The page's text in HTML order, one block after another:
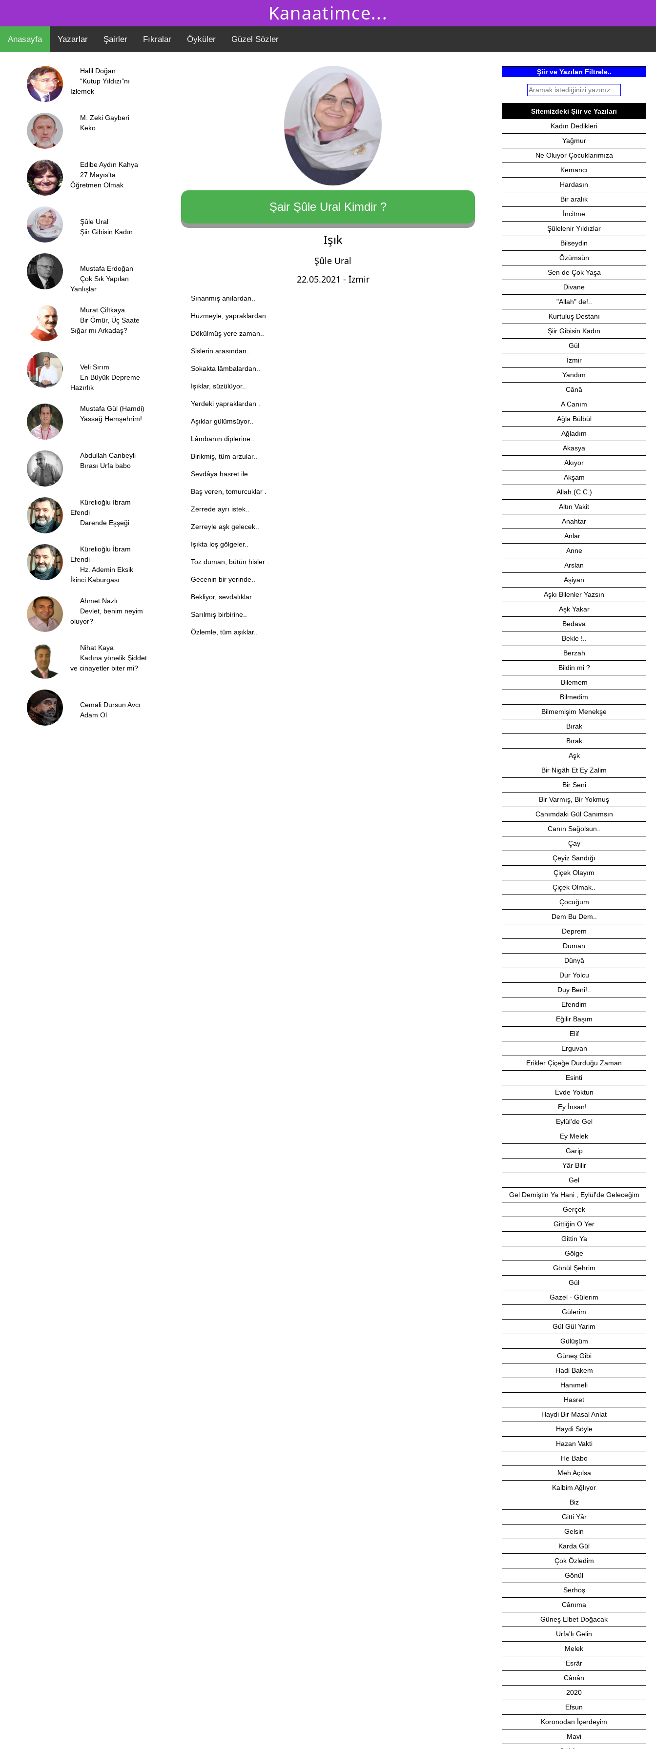
Kanaatimce...
Anasayfa Yazarlar Şairler Fıkralar Öyküler Güzel Sözler
Halil Doğan
“Kutup Yıldızı”nı
İzlemek
M. Zeki Gayberi
Keko
Edibe Aydın Kahya
27 Mayıs'ta
Öğretmen Olmak
Şûle Ural
Şiir Gibisin Kadın
Mustafa Erdoğan
Çok Sık Yapılan
Yanlışlar
Murat Çiftkaya
Bir Ömür, Üç Saate
Sığar mı Arkadaş?
Veli Sırım
En Büyük Depreme
Hazırlık
Mustafa Gül (Hamdi)
Yassağ Hemşehrim!
Abdullah Canbeyli
Bırası Urfa babo
Kürelioğlu İbram
Efendi
Darende Eşşeği
Kürelioğlu İbram
Efendi
Hz. Ademin Eksik
İkinci Kaburgası
Ahmet Nazlı
Devlet, benim neyim
oluyor?
Nihat Kaya
Kadına yönelik Şiddet
ve cinayetler biter mi?
Cemali Dursun Avcı
Adam Ol
Şair Şûle Ural Kimdir ?
Işık
Şûle Ural
22.05.2021 - İzmir
Sınanmış anılardan..
Huzmeyle, yapraklardan..
Dökülmüş yere zaman..
Sislerin arasından..
Sokakta lâmbalardan..
Işıklar, süzülüyor..
Yerdeki yapraklardan .
Aşıklar gülümsüyor..
Lâmbanın diplerine..
Birikmiş, tüm arzular..
Sevdâya hasret ile..
Baş veren, tomurcuklar .
Zerrede ayrı istek..
Zerreyle aşk gelecek..
Işıkta loş gölgeler..
Toz duman, bütün hisler .
Gecenin bir yerinde..
Bekliyor, sevdalıklar..
Sarılmış birbirine..
Özlemle, tüm aşıklar..
Şiir ve Yazıları Filtrele..
Sitemizdeki Şiir ve Yazıları
Kadın Dedikleri
Yağmur
Ne Oluyor Çocuklarımıza
Kemancı
Hardasın
Bir aralık
İncitme
Şûlelenir Yıldızlar
Bilseydin
Özümsün
Sen de Çok Yaşa
Divane
"Allah" de!..
Kurtuluş Destanı
Şiir Gibisin Kadın
Gül
İzmir
Yandım
Cânâ
A Canım
Ağla Bülbül
Ağladım
Akasya
Akıyor
Akşam
Allah (C.C.)
Altın Vakit
Anahtar
Anlar..
Anne
Arslan
Aşiyan
Aşkı Bilenler Yazsın
Aşk Yakar
Bedava
Bekle !..
Berzah
Bildin mi ?
Bilemem
Bilmedim
Bilmemişim Menekşe
Bırak
Bırak
Aşk
Bir Nigâh Et Ey Zalim
Bir Seni
Bir Varmış, Bir Yokmuş
Canımdaki Gül Canımsın
Canın Sağolsun..
Çay
Çeyiz Sandığı
Çiçek Olayım
Çiçek Olmak..
Çocuğum
Dem Bu Dem..
Deprem
Duman
Dünyâ
Dur Yolcu
Duy Beni!..
Efendim
Eğilir Başım
Elif
Erguvan
Erikler Çiçeğe Durduğu Zaman
Esinti
Evde Yoktun
Ey İnsan!..
Eylül'de Gel
Ey Melek
Garip
Yâr Bilir
Gel
Gel Demiştin Ya Hani , Eylül'de Geleceğim
Gerçek
Gittiğin O Yer
Gittin Ya
Gölge
Gönül Şehrim
Gül
Gazel - Gülerim
Gülerim
Gül Gül Yarim
Gülüşüm
Güneş Gibi
Hadi Bakem
Hanımeli
Hasret
Haydi Bir Masal Anlat
Haydi Söyle
Hazan Vakti
He Babo
Meh Açılsa
Kalbim Ağlıyor
Biz
Gitti Yâr
Gelsin
Karda Gül
Çok Özledim
Gönül
Serhoş
Cânıma
Güneş Elbet Doğacak
Urfa'lı Gelin
Melek
Esrâr
Cânân
2020
Efsun
Koronodan İçerdeyim
Mavi